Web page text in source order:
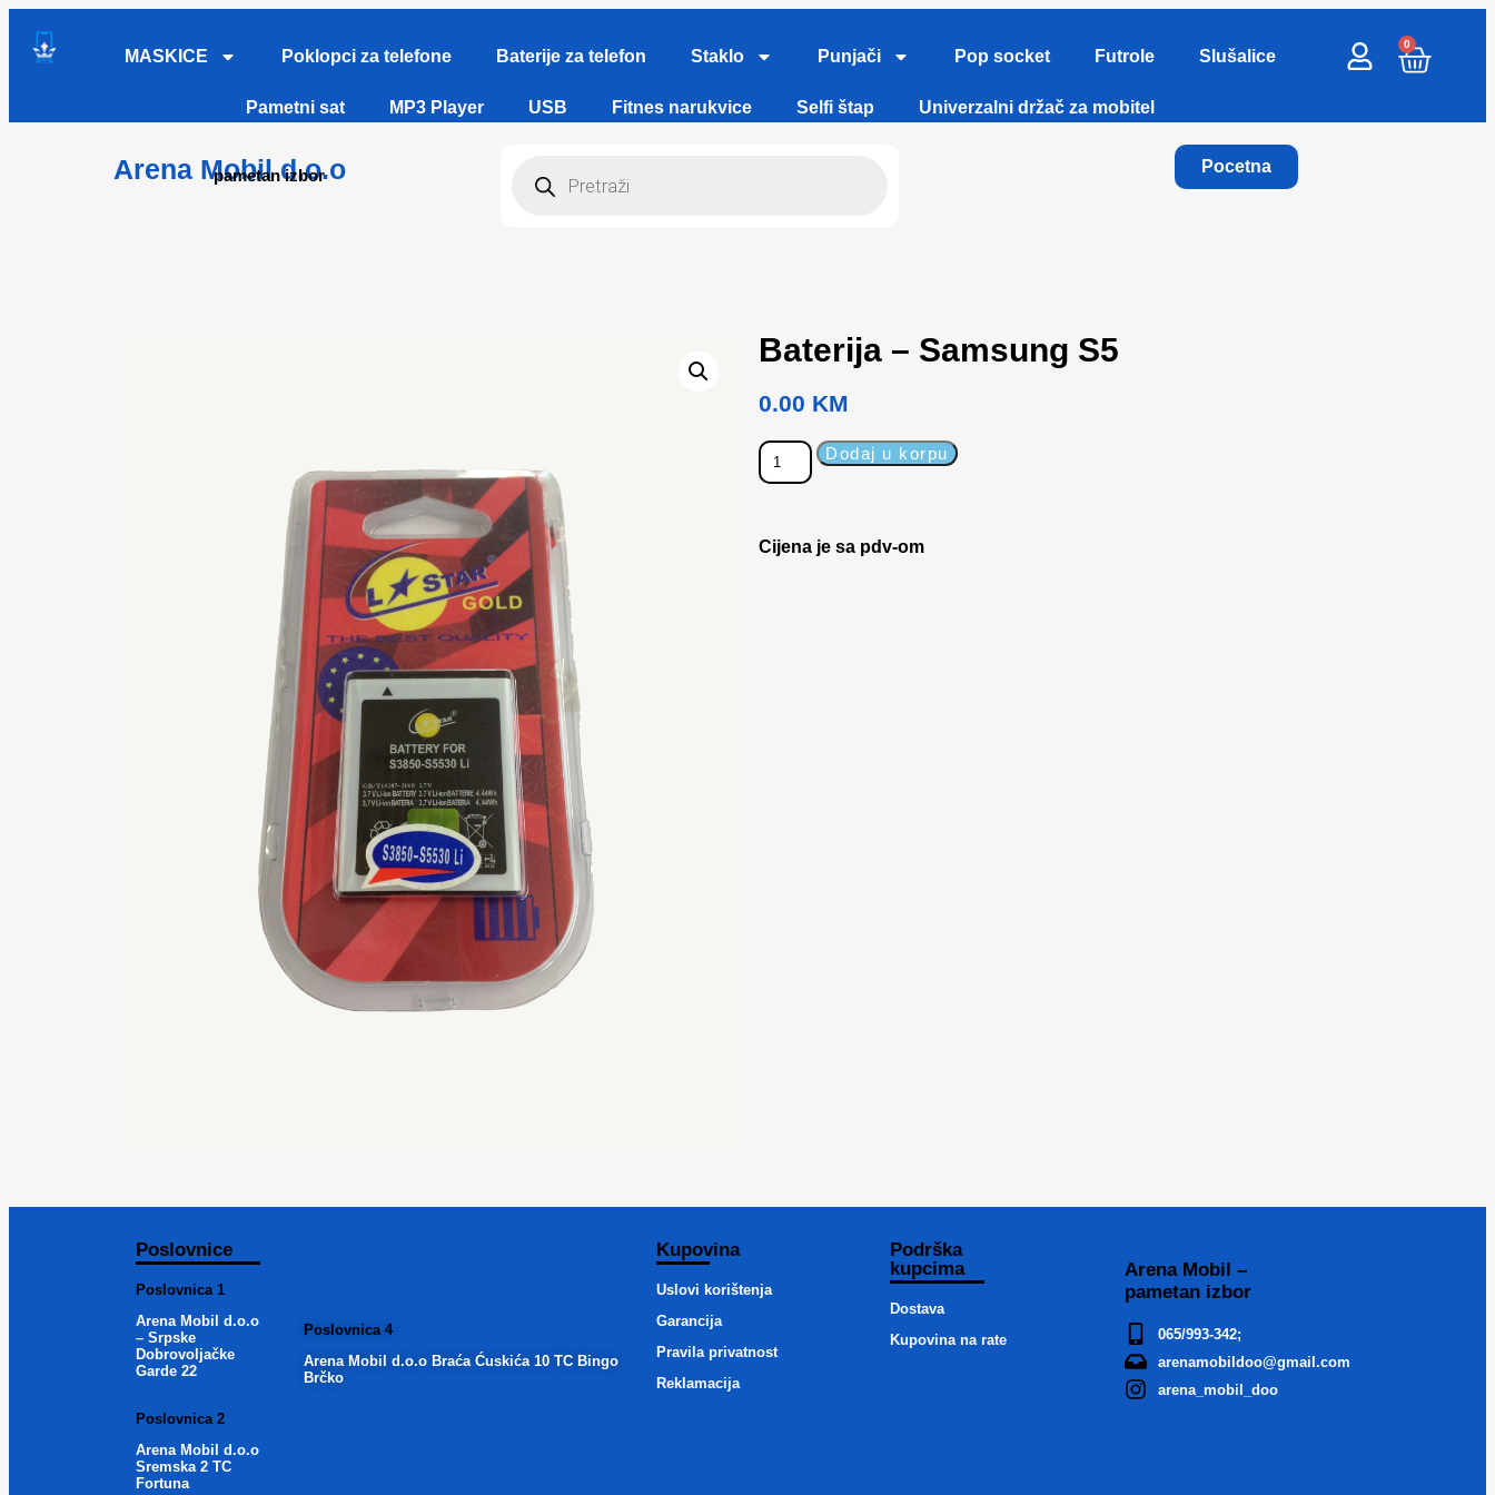
MASKICE Poklopci za telefone Baterije za telefon Staklo Punjači Pop socket Futrole Slušalice
Pametni sat MP3 Player USB Fitnes narukvice Selfi štap Univerzalni držač za mobitel
Arena Mobil d.o.o
pametan izbor Pocetna
0
Baterija – Samsung S5
0.00 KM
Dodaj u korpu
Cijena je sa pdv-om
Poslovnice
Poslovnica 1
Arena Mobil d.o.o
– Srpske
Dobrovoljačke
Garde 22
Poslovnica 2
Arena Mobil d.o.o
Sremska 2 TC
Fortuna
Poslovnica 4
Arena Mobil d.o.o Braća Ćuskića 10 TC Bingo
Brčko
Kupovina
Uslovi korištenja
Garancija
Pravila privatnost
Reklamacija
Podrška
kupcima
Dostava
Kupovina na rate
Arena Mobil –
pametan izbor
065/993-342;
arenamobildoo@gmail.com
arena_mobil_doo